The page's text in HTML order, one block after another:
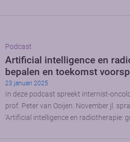
Podcast
Artificial intelligence en
bepalen en toekomst
23 januari 2025
In deze podcast spreekt internist-
prof. Peter van Ooijen. November jl.
‘Artificial intelligence en radiotherapie: